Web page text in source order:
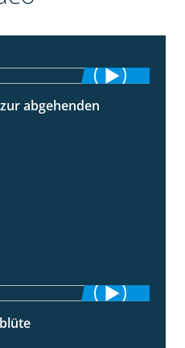
3:06
abgehenden